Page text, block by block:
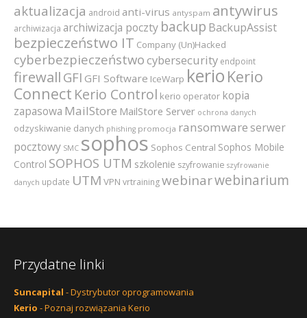
aktualizacja android anti-virus antyspam antywirus
archiwizacja archiwizacja poczty backup BackupAssist
bezpieczeństwo IT Company (Un)Hacked
cyberbezpieczeństwocybersecurity endpoint
firewall GFI GFI Software IceWarp kerio Kerio
Connect Kerio Control kerio operator kopia
zapasowa MailStore MailStore Server ochrona danych
odzyskiwanie danych phishing promocja ransomware serwer
pocztowy SMC sophos Sophos Central Sophos Mobile
Control SOPHOS UTM szkolenie szyfrowanie szyfrowanie
danych update UTM VPN vrtrainingwebinarwebinarium
Przydatne linki
Suncapital - Dystrybutor oprogramowania
Kerio - Poznaj rozwiązania Kerio